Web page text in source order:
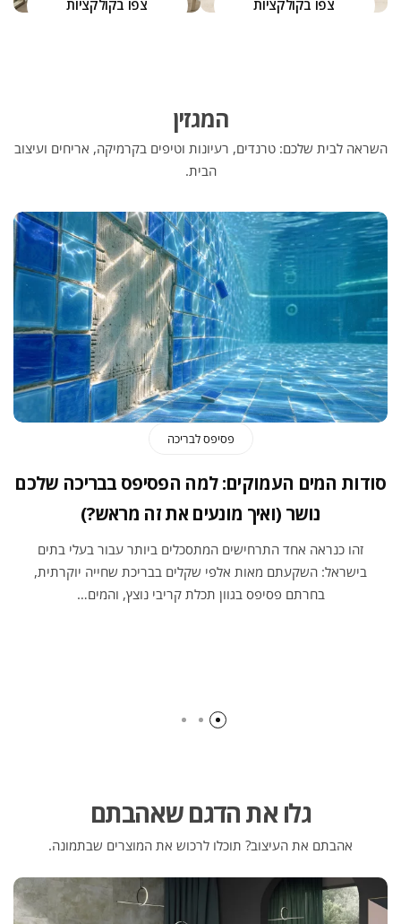
צפו בקולקציות צפו בקולקציות
המגזין
השראה לבית שלכם: טרנדים, רעיונות וטיפים בקרמיקה, אריחים ועיצוב
הבית.
פסיפס לבריכה
סודות המים העמוקים: למה הפסיפס בבריכה שלכם
נושר (ואיך מונעים את זה מראש?)
זהו כנראה אחד התרחישים המתסכלים ביותר עבור בעלי בתים
בישראל: השקעתם מאות אלפי שקלים בבריכת שחייה יוקרתית,
בחרתם פסיפס בגוון תכלת קריבי נוצץ, והמים…
גלו את הדגם שאהבתם
אהבתם את העיצוב? תוכלו לרכוש את המוצרים שבתמונה.